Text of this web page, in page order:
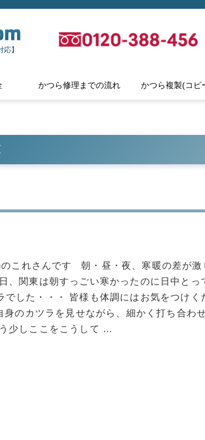
】
かつら修理までの流れ かつら複製(コピ
これさんです 朝・昼・夜、寒暖の差が激
、関東は朝すっごい寒かったのに日中とっ
でした・・・ 皆様も体調にはお気をつけく
のカツラを見せながら、細かく打ち合わ
少しここをこうして …